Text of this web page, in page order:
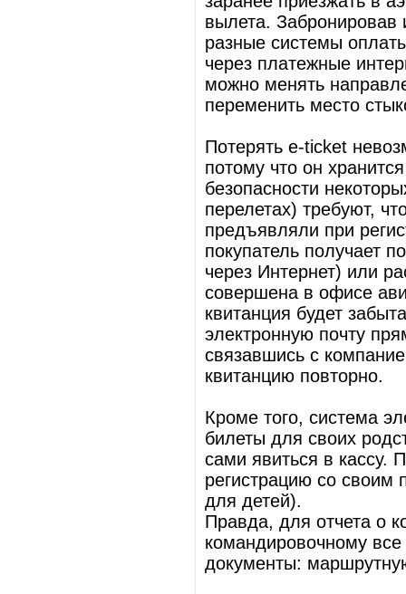
вылета. Забронировав
разные системы
через платежные
можно менять
переменить место
Потерять e-ticket
потому что он
безопасности
перелетах) требуют,
предъявляли при
покупатель получает
через Интернет) или
совершена в офисе
квитанция будет
электронную почту
связавшись с
квитанцию повторно.
Кроме того, система
билеты для своих
сами явиться в кассу.
регистрацию со своим
для детей).
Правда, для отчета о
командировочному
документы: